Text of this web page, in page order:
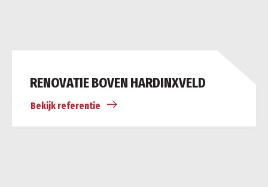
RENOVATIE BOVEN HARDINXVELD
Bekijk referentie